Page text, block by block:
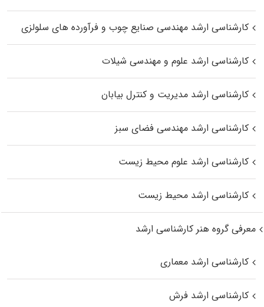
کارشناسی ارشد مهندسی صنایع چوب و فرآورده‌ های سلولزی
کارشناسی ارشد علوم و مهندسی شیلات
کارشناسی ارشد مدیریت و کنترل بیابان
کارشناسی ارشد مهندسی فضای سبز
کارشناسی ارشد علوم محیط‌ زیست
کارشناسی ارشد محیط زیست
معرفی گروه هنر کارشناسی ارشد
کارشناسی ارشد معماری
کارشناسی ارشد فرش